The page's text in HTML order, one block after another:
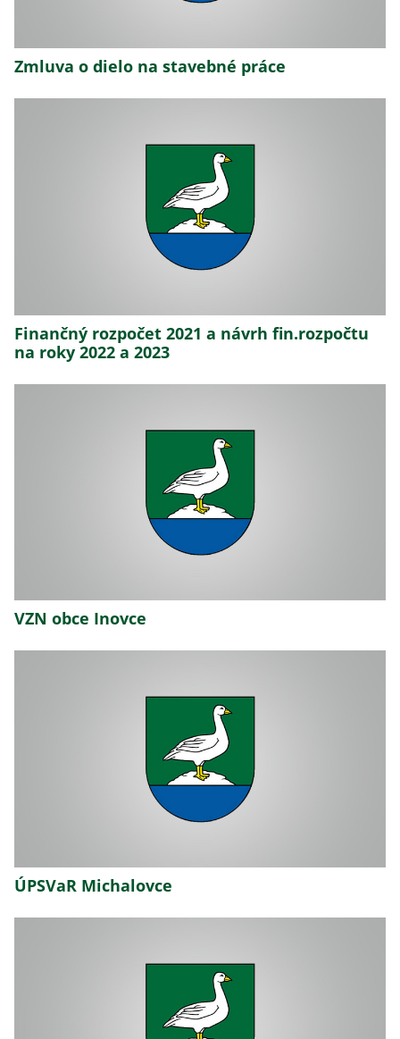
Zmluva o dielo na stavebné práce
Finančný rozpočet 2021 a návrh fin.rozpočtu
na roky 2022 a 2023
VZN obce Inovce
ÚPSVaR Michalovce